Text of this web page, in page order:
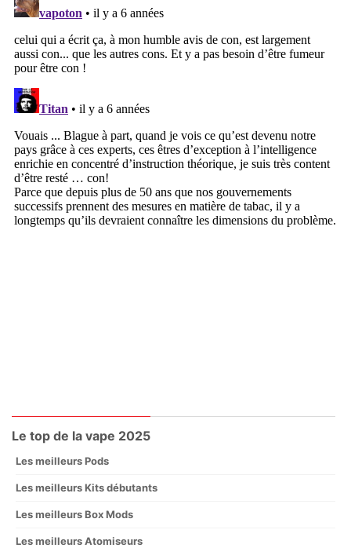
Le top de la vape 2025
Les meilleurs Pods
Les meilleurs Kits débutants
Les meilleurs Box Mods
Les meilleurs Atomiseurs